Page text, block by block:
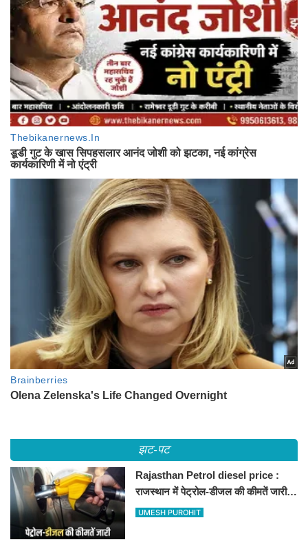
झट-पट
Rajasthan Petrol diesel price :
राजस्थान में पेट्रोल-डीजल की कीमतें जारी,
जानिए बीकानेर समेत पुरे प्रदेश में नए रेट
UMESH PUROHIT